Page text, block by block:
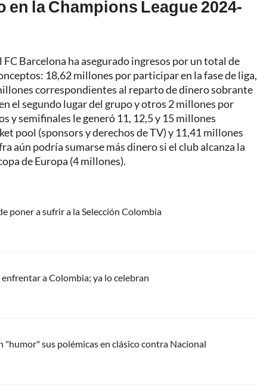
la Champions League 2024-
Barcelona ha asegurado ingresos por un total de
18,62 millones por participar en la fase de liga,
correspondientes al reparto de dinero sobrante
el segundo lugar del grupo y otros 2 millones por
y semifinales le generó 11, 12,5 y 15 millones
pool (sponsors y derechos de TV) y 11,41 millones
aún podría sumarse más dinero si el club alcanza la
de Europa (4 millones).
poner a sufrir a la Selección Colombia
a Colombia; ya lo celebran
sus polémicas en clásico contra Nacional